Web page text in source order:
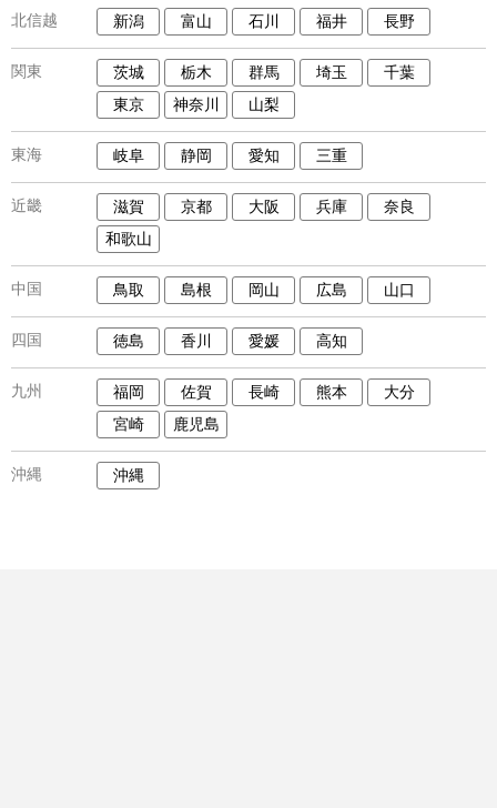
北信越 新潟 富山 石川 福井 長野
関東 茨城 栃木 群馬 埼玉
千葉
東京
神奈川 山梨
東海 岐阜 静岡 愛知 三重
近畿 滋賀 京都 大阪 兵庫
奈良
和歌山
中国 鳥取 島根 岡山 広島 山口
四国 徳島 香川 愛媛 高知
九州 福岡 佐賀 長崎 熊本
大分
宮崎
鹿児島
沖縄 沖縄